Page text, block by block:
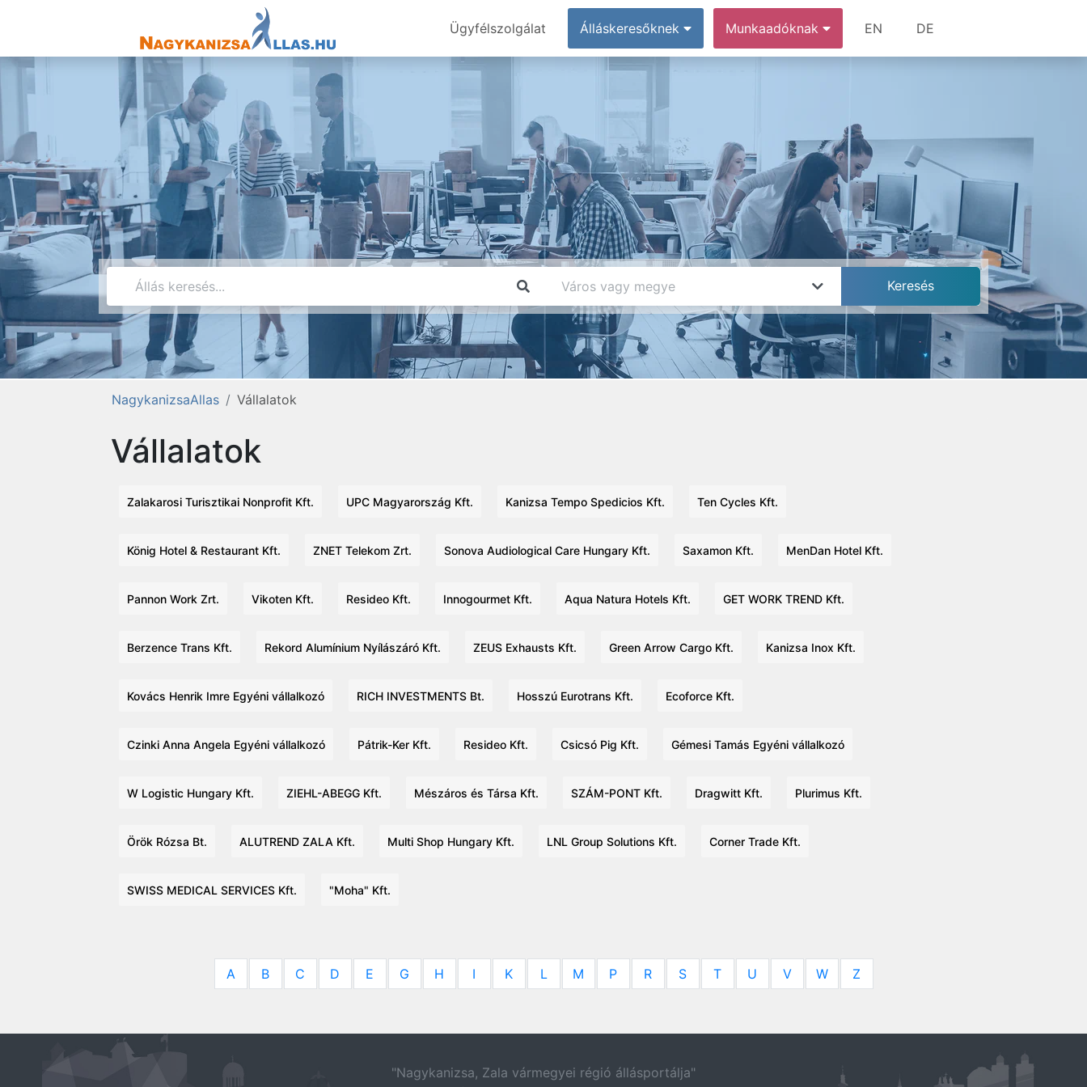
Ügyfélszolgálat Álláskeresőknek Munkaadóknak EN DE
NagykanizsaAllas Vállalatok
Vállalatok
Zalakarosi Turisztikai Nonprofit Kft. UPC Magyarország Kft. Kanizsa Tempo Spedicios Kft. Ten Cycles Kft.
König Hotel & Restaurant Kft. ZNET Telekom Zrt. Sonova Audiological Care Hungary Kft. Saxamon Kft. MenDan Hotel Kft.
Pannon Work Zrt. Vikoten Kft. Resideo Kft. Innogourmet Kft. Aqua Natura Hotels Kft. GET WORK TREND Kft.
Berzence Trans Kft. Rekord Alumínium Nyílászáró Kft. ZEUS Exhausts Kft. Green Arrow Cargo Kft. Kanizsa Inox Kft.
Kovács Henrik Imre Egyéni vállalkozó RICH INVESTMENTS Bt. Hosszú Eurotrans Kft. Ecoforce Kft.
Czinki Anna Angela Egyéni vállalkozó Pátrik-Ker Kft. Resideo Kft. Csicsó Pig Kft. Gémesi Tamás Egyéni vállalkozó
W Logistic Hungary Kft. ZIEHL-ABEGG Kft. Mészáros és Társa Kft. SZÁM-PONT Kft. Dragwitt Kft. Plurimus Kft.
Örök Rózsa Bt. ALUTREND ZALA Kft. Multi Shop Hungary Kft. LNL Group Solutions Kft. Corner Trade Kft.
SWISS MEDICAL SERVICES Kft. "Moha" Kft.
A B C D E G H I K L M P R S T U V W Z
"Nagykanizsa, Zala vármegyei régió állásportálja"